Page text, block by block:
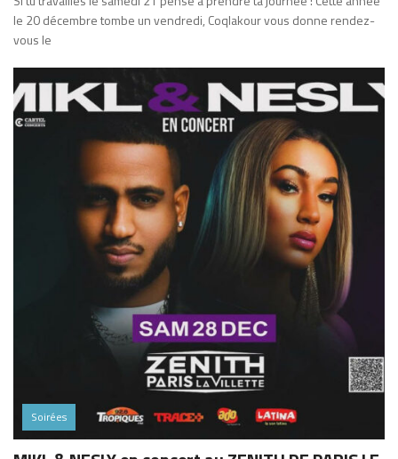
le 20 décembre tombe un vendredi, Coqlakour vous donne rendez-
vous le
Soirées